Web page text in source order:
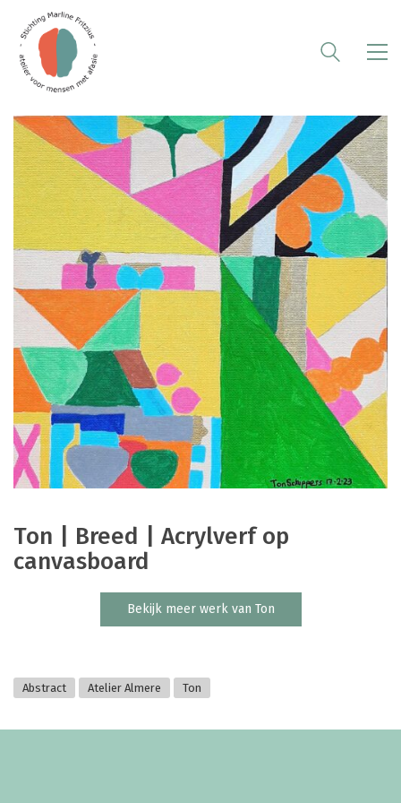
Ton | Breed | Acrylverf op
canvasboard
Bekijk meer werk van Ton
Abstract Atelier Almere Ton